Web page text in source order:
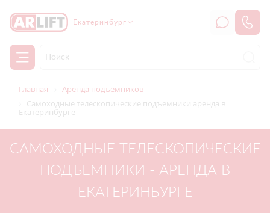
Екатеринбург
Главная
Аренда подъёмников
Самоходные телескопические подъемники аренда в
Екатеринбурге
САМОХОДНЫЕ ТЕЛЕСКОПИЧЕСКИЕ
ПОДЪЕМНИКИ - АРЕНДА В
ЕКАТЕРИНБУРГЕ